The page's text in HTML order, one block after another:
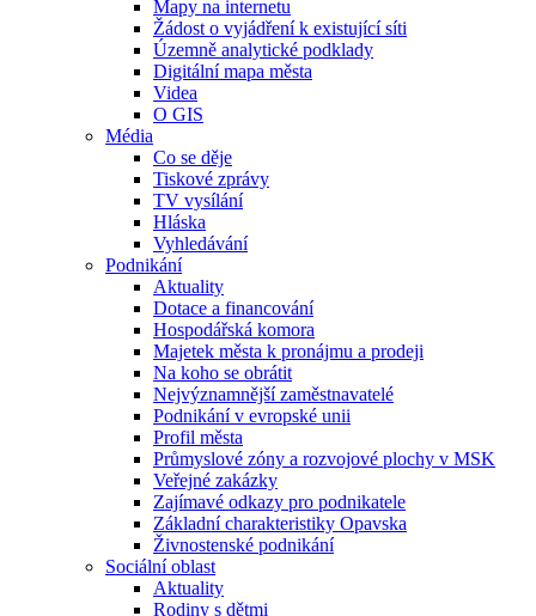
Mapy na internetu
Žádost o vyjádření k existující síti
Územně analytické podklady
Digitální mapa města
Videa
O GIS
Média
Co se děje
Tiskové zprávy
TV vysílání
Hláska
Vyhledávání
Podnikání
Aktuality
Dotace a financování
Hospodářská komora
Majetek města k pronájmu a prodeji
Na koho se obrátit
Nejvýznamnější zaměstnavatelé
Podnikání v evropské unii
Profil města
Průmyslové zóny a rozvojové plochy v MSK
Veřejné zakázky
Zajímavé odkazy pro podnikatele
Základní charakteristiky Opavska
Živnostenské podnikání
Sociální oblast
Aktuality
Rodiny s dětmi